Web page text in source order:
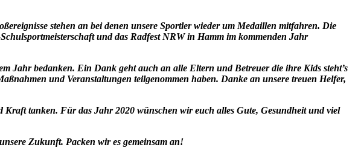
stehen an bei denen unsere Sportler wieder um Medaillen mitfahren. Die
und das Radfest NRW in Hamm im kommenden Jahr
Jahr bedanken. Ein Dank geht auch an alle Eltern und Betreuer die ihre Kids steht’s
und Veranstaltungen teilgenommen haben. Danke an unsere treuen Helfer,
tanken. Für das Jahr 2020 wünschen wir euch alles Gute, Gesundheit und viel
Zukunft. Packen wir es gemeinsam an!